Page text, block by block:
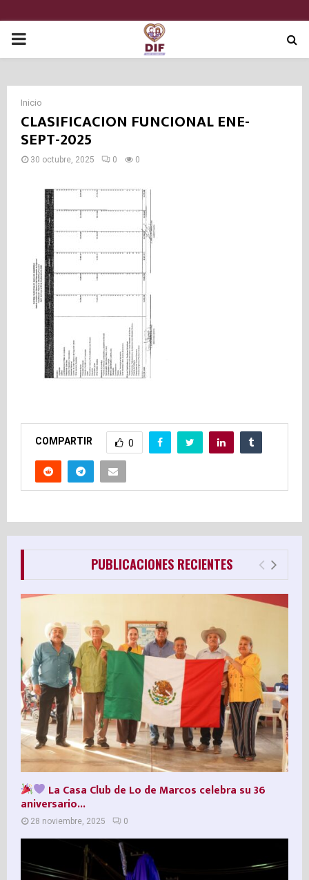
P
M
Inicio
CLASIFICACION FUNCIONAL ENE-
SEPT-2025
30 octubre, 2025 0 0
COMPARTIR 0
PUBLICACIONES RECIENTES
La Casa Club de Lo de Marcos celebra su 36º
aniversario...
28 noviembre, 2025 0